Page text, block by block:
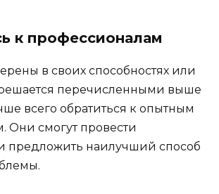
к профессионалам
в своих способностях или
перечисленными выше
всего обратиться к опытным
Они смогут провести
предложить наилучший способ